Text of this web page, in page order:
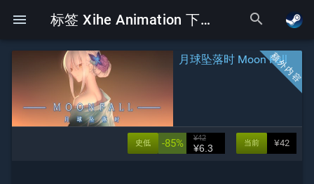
menu 标签 Xihe Animation 下的Galgame search
月球坠落时 Moon Fall
¥42
当前
-85% ¥42
¥6.3
史低